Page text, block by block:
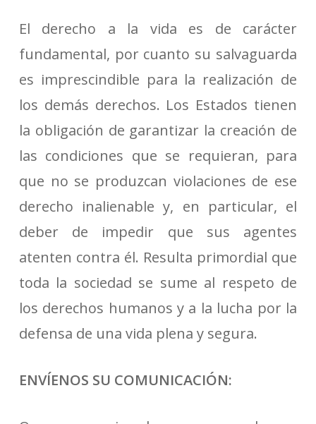
El derecho a la vida es de carácter
fundamental, por cuanto su salvaguarda
es imprescindible para la realización de
los demás derechos. Los Estados tienen
la obligación de garantizar la creación de
las condiciones que se requieran, para
que no se produzcan violaciones de ese
derecho inalienable y, en particular, el
deber de impedir que sus agentes
atenten contra él. Resulta primordial que
toda la sociedad se sume al respeto de
los derechos humanos y a la lucha por la
defensa de una vida plena y segura.
ENVÍENOS SU COMUNICACIÓN: